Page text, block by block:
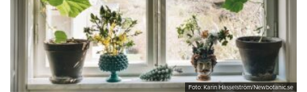
Foto: Karin Hasselström/Newbotanic.se